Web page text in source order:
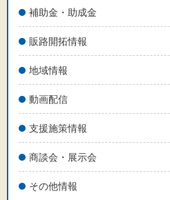
黒 白
補助金・助成金
販路開拓情報
地域情報
動画配信
支援施策情報
商談会・展示会
その他情報